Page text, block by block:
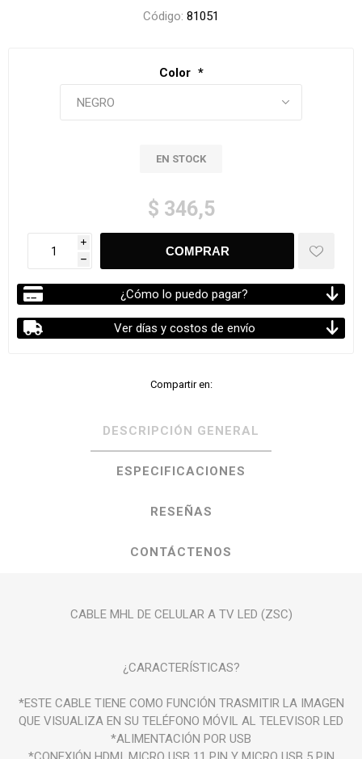
Código: 81051
Color *
EN STOCK
$ 346,5
i
h
¿Cómo lo puedo pagar?
Ver días y costos de envío
Compartir en:
DESCRIPCIÓN GENERAL
ESPECIFICACIONES
RESEÑAS
CONTÁCTENOS
CABLE MHL DE CELULAR A TV LED (ZSC)
¿CARACTERÍSTICAS?
*ESTE CABLE TIENE COMO FUNCIÓN TRASMITIR LA IMAGEN
QUE VISUALIZA EN SU TELÉFONO MÓVIL AL TELEVISOR LED
*ALIMENTACIÓN POR USB